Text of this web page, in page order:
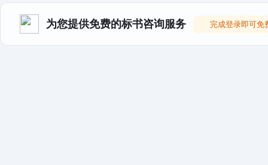
为您提供免费的标书咨询服务 完成登录即可免